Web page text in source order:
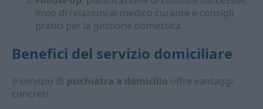
invio di relazioni al medico curante e consigli
pratici per la gestione domestica.
Benefici del servizio domiciliare
Il servizio di psichiatra a domicilio offre vantaggi
concreti: